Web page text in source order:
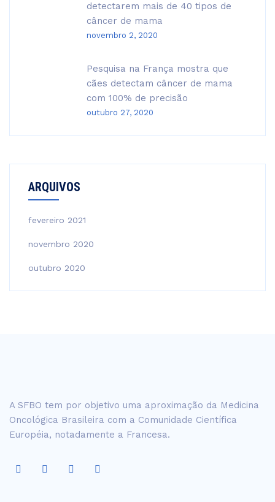
detectarem mais de 40 tipos de
câncer de mama
novembro 2, 2020
Pesquisa na França mostra que
cães detectam câncer de mama
com 100% de precisão
outubro 27, 2020
ARQUIVOS
fevereiro 2021
novembro 2020
outubro 2020
A SFBO tem por objetivo uma aproximação da Medicina
Oncológica Brasileira com a Comunidade Científica
Européia, notadamente a Francesa.